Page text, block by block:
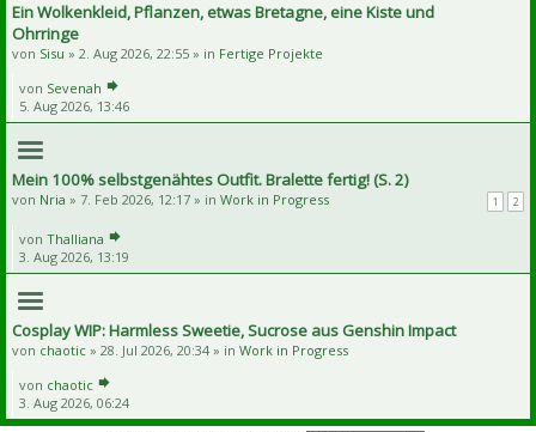
Ein Wolkenkleid, Pflanzen, etwas Bretagne, eine Kiste und
Ohrringe
von Sisu » 2. Aug 2026, 22:55 » in Fertige Projekte
von Sevenah
5. Aug 2026, 13:46
Mein 100% selbstgenähtes Outfit. Bralette fertig! (S. 2)
1 2
von Nria » 7. Feb 2026, 12:17 » in Work in Progress
von Thalliana
3. Aug 2026, 13:19
Cosplay WIP: Harmless Sweetie, Sucrose aus Genshin Impact
von chaotic » 28. Jul 2026, 20:34 » in Work in Progress
von chaotic
3. Aug 2026, 06:24